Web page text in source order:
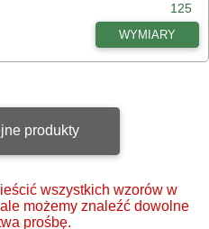
125
WYMIARY
produkty
wszystkich wzorów w
możemy znaleźć dowolne
prośbę.